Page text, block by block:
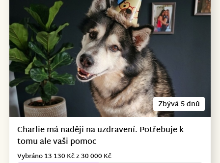
Zbývá 5 dnů
Charlie má naději na uzdravení. Potřebuje k
tomu ale vaši pomoc
Vybráno 13 130 Kč z 30 000 Kč